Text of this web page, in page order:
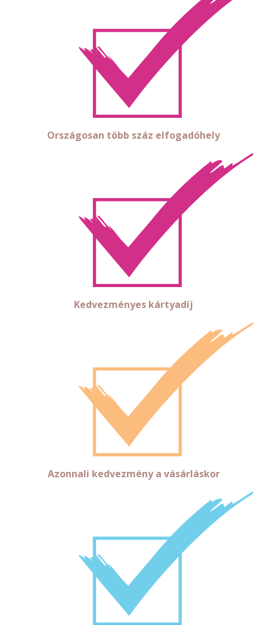
Országosan több száz elfogadóhely
Kedvezményes kártyadíj
Azonnali kedvezmény a vásárláskor